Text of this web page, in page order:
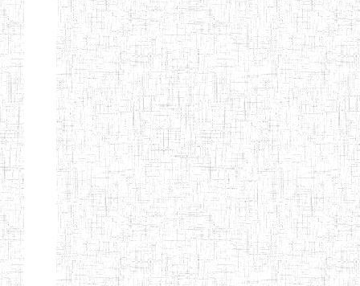
L'EXCELLENCE
ENIEG DES
NATIONS
10/07/2001 ENIEG Privé
ENIET PAUL
MOMO
23/07/2014 ENIET Privé
ENIEG PRIVEE
TCHEB'S
10/07/2008 ENIEG Privé
ENIEG PRIVEE
BILINGUE
12/07/2019 ENIEG Privé